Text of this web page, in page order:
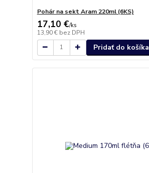
Pohár na sekt Aram 220ml (6KS)
17,10 €/ks
13,90 € bez DPH
Pridať do košíka